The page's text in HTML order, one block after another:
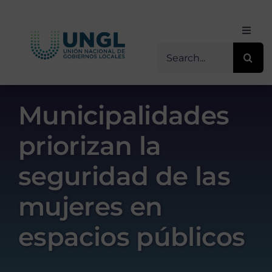
content
Inicio
Sobre Nosotros
Transparencia
Servicios / Programas
Comunicación
Municipalidades
priorizan la
seguridad de las
mujeres en
espacios públicos